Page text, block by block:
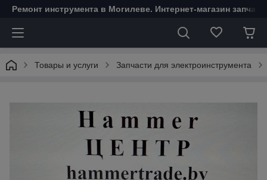
Ремонт инструмента в Могилеве. Интернет-магазин
Товары и услуги Запчасти для электроинструмента